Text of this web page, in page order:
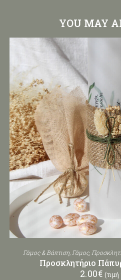
YOU MAY
Γάμος & Βάπτιση, Γάμος,
Προσκλητήριο
2.00€